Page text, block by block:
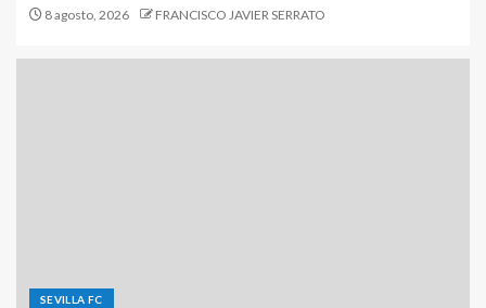
8 agosto, 2026 FRANCISCO JAVIER SERRATO
SEVILLA FC